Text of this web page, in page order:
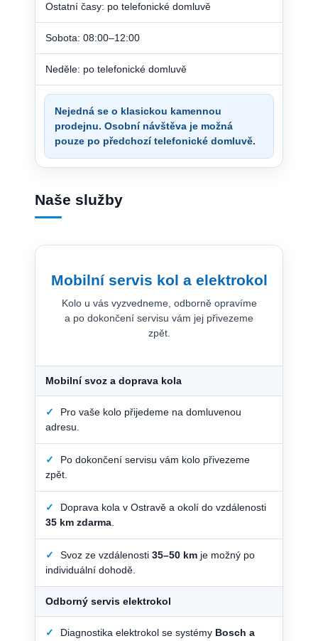
Ostatní časy: po telefonické domluvě
Sobota: 08:00–12:00
Neděle: po telefonické domluvě
Nejedná se o klasickou kamennou
prodejnu. Osobní návštěva je možná
pouze po předchozí telefonické domluvě.
Naše služby
Mobilní servis kol a elektrokol
Kolo u vás vyzvedneme, odborně opravíme
a po dokončení servisu vám jej přivezeme
zpět.
Mobilní svoz a doprava kola
✓
Pro vaše kolo přijedeme na domluvenou
adresu.
✓
Po dokončení servisu vám kolo přivezeme
zpět.
✓
Doprava kola v Ostravě a okolí do vzdálenosti
35 km zdarma.
✓ Svoz ze vzdálenosti 35–50 km je možný po
individuální dohodě.
Odborný servis elektrokol
✓ Diagnostika elektrokol se systémy Bosch a